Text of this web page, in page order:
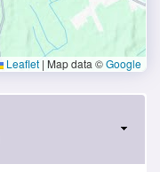
Leaflet | Map data ©Google